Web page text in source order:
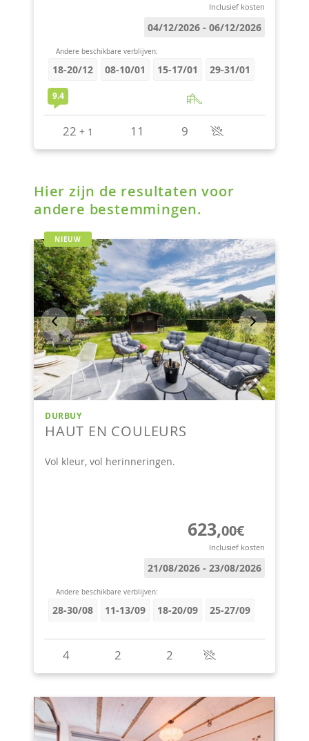
Hier zijn de resultaten voor
andere bestemmingen.